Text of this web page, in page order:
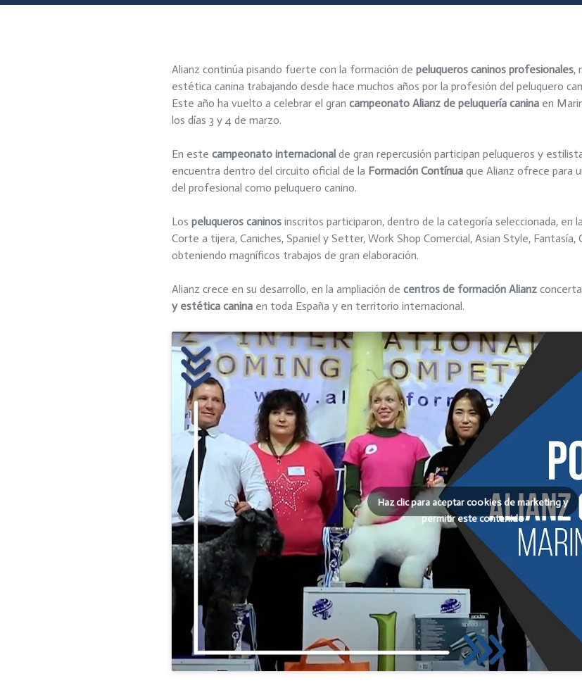
Alianz continúa pisando fuerte con la formación de peluqueros caninos profesionales,
estética canina trabajando desde hace muchos años por la profesión del peluquero
Este año ha vuelto a celebrar el gran campeonato Alianz de peluquería caninaen
los días 3 y 4 de marzo.
En este campeonato internacionalde gran repercusión participan peluqueros y
encuentra dentro del circuito oficial de la Formación Contínuaque Alianz ofrece para
del profesional como peluquero canino.
Los peluqueros caninosinscritos participaron, dentro de la categoría seleccionada, en
Corte a tijera, Caniches, Spaniel y Setter, Work Shop Comercial, Asian Style, Fantasía,
obteniendo magníficos trabajos de gran elaboración.
Alianz crece en su desarrollo, en la ampliación de centros de formación Alianz
y estética caninaen toda España y en territorio internacional.
Haz clic para aceptar cookies de marketing y
permitir este contenido